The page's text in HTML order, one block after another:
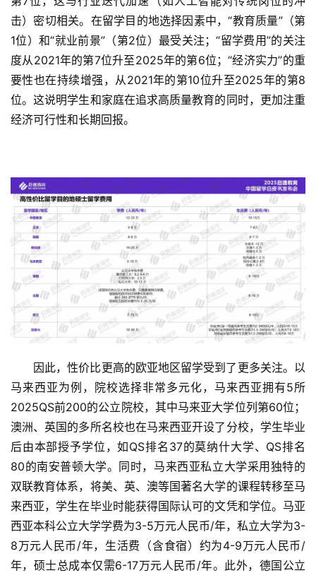
击）密切相关。在留学目的地选择因素中，“教育质量”（第
1位）和“就业前景”（第2位）最受关注；“留学费用”的关注
度从2021年的第7位升至2025年的第6位；“经济实力”的重
要性也在持续增强，从2021年的第10位升至2025年的第8
位。这说明学生和家庭在追求高质量教育的同时，更加注重
经济可行性和长期回报。
因此，性价比更高的欧亚地区留学受到了更多关注。以
马来西亚为例，院校选择非常多元化，马来西亚拥有5所
2025QS前200的公立院校，其中马来亚大学位列第60位；
澳洲、英国的多所名校也在马来西亚开设了分校，学生毕业
后由本部授予学位，如QS排名37的莫纳什大学、QS排名
80的南安普顿大学。同时，马来西亚私立大学采用独特的
双联教育体系，将美、英、澳等国著名大学的课程转移至马
来西亚，学生在毕业时能获得国际认可的文凭和学位。马亚
西亚本科公立大学学费为3-5万元人民币/年，私立大学为3-
8万元人民币/年，生活费（含食宿）约为4-9万元人民币/
年，硕士总成本仅需6-17万元人民币/年。此外，德国公立